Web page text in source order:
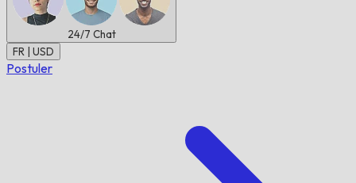
24/7 Chat
FR | USD
Postuler